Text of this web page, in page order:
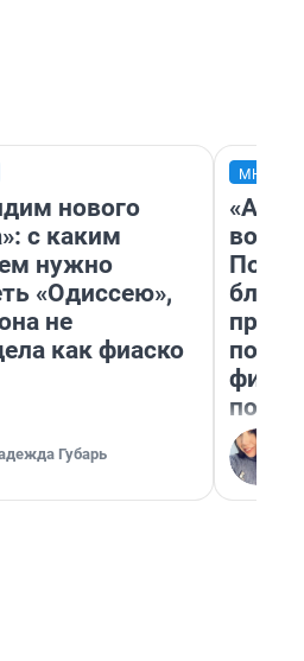
нового
с каким
нужно
«Одиссею»,
не
как фиаско
Губарь
вот